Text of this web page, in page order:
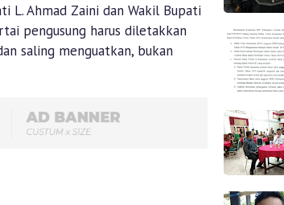
L. Ahmad Zaini dan Wakil Bupati
pengusung harus diletakkan
saling menguatkan, bukan